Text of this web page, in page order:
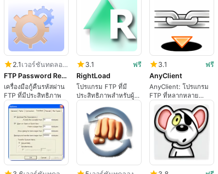
2.1
เวอร์ชันทดลองใช้
FTP Password Recovery
เครื่องมือกู้คืนรหัสผ่าน
FTP ที่มีประสิทธิภาพ
3.1
ฟรี
RightLoad
โปรแกรม FTP ที่มี
ประสิทธิภาพสำหรับผู้
ใช้ Windows
3.1
ฟรี
AnyClient
AnyClient: โปรแกรม
FTP ที่หลากหลาย
สำหรับ Windows